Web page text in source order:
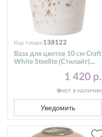
Код товара:138122
Ваза для цветов 10 см Craft
White Steelite (Стилайт)
1 420 р.
нет в наличии
Уведомить